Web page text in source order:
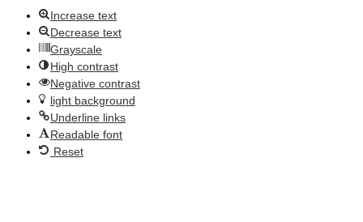
Increase text
Decrease text
Grayscale
High contrast
Negative contrast
light background
Underline links
Readable font
Reset